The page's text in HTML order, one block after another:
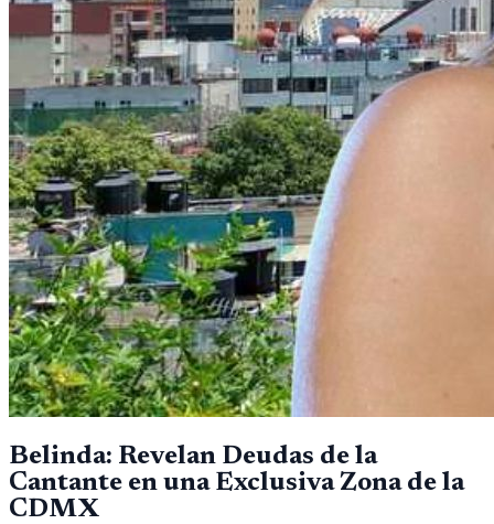
Belinda: Revelan Deudas de la
Cantante en una Exclusiva Zona de la
CDMX